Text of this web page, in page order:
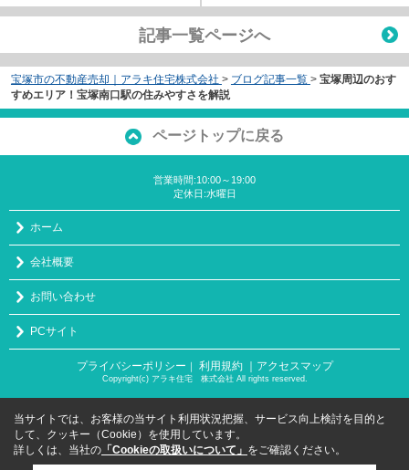
記事一覧ページへ
宝塚市の不動産売却｜アラキ住宅株式会社 > ブログ記事一覧 > 宝塚周辺のおす
すめエリア！宝塚南口駅の住みやすさを解説
ページトップに戻る
営業時間:10:00～19:00
定休日:水曜日
ホーム
会社概要
お問い合わせ
PCサイト
プライバシーポリシー ｜ 利用規約 ｜アクセスマップ
Copyright(c) アラキ住宅 株式会社 All rights reserved.
当サイトでは、お客様の当サイト利用状況把握、サービス向上検討を目的と
して、クッキー（Cookie）を使用しています。
詳しくは、当社の 「Cookieの取扱いについて」 をご確認ください。